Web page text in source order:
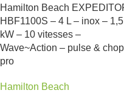
Hamilton Beach
HBF1100S – 4 L – inox – 1,5
kW – 10 vitesses –
Wave~Action – pulse &
pro
Hamilton Beach